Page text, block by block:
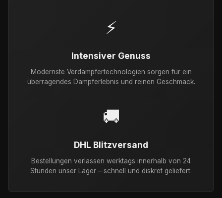
⚡
Intensiver Genuss
Modernste Verdampfertechnologien sorgen für ein
überragendes Dampferlebnis und reinen Geschmack.
🚚
DHL Blitzversand
Bestellungen verlassen werktags innerhalb von 24
Stunden unser Lager – schnell und diskret geliefert.